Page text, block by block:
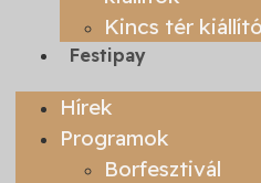
Kincs tér
Festipay
Hírek
Programok
Borfesztivál